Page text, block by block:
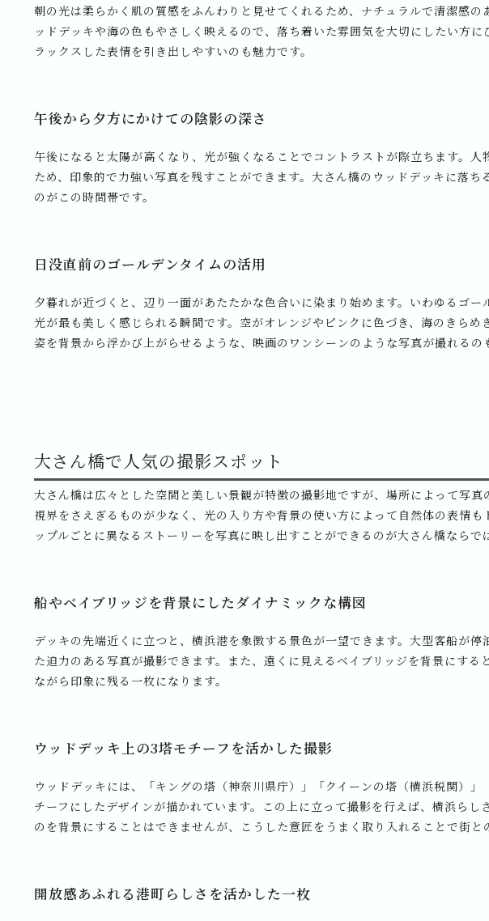
朝の光は柔らかく肌の質感をふんわりと見せてくれるため、ナチュラルで清潔感
ッドデッキや海の色もやさしく映えるので、落ち着いた雰囲気を大切にしたい方
ラックスした表情を引き出しやすいのも魅力です。
午後から夕方にかけての陰影の深さ
午後になると太陽が高くなり、光が強くなることでコントラストが際立ちます。
ため、印象的で力強い写真を残すことができます。大さん橋のウッドデッキに落
のがこの時間帯です。
日没直前のゴールデンタイムの活用
夕暮れが近づくと、辺り一面があたたかな色合いに染まり始めます。いわゆるゴ
光が最も美しく感じられる瞬間です。空がオレンジやピンクに色づき、海のきら
姿を背景から浮かび上がらせるような、映画のワンシーンのような写真が撮れるの
大さん橋で人気の撮影スポット
大さん橋は広々とした空間と美しい景観が特徴の撮影地ですが、場所によって写真
視界をさえぎるものが少なく、光の入り方や背景の使い方によって自然体の表情
ップルごとに異なるストーリーを写真に映し出すことができるのが大さん橋ならで
船やベイブリッジを背景にしたダイナミックな構図
デッキの先端近くに立つと、横浜港を象徴する景色が一望できます。大型客船が
た迫力のある写真が撮影できます。また、遠くに見えるベイブリッジを背景にす
ながら印象に残る一枚になります。
ウッドデッキ上の3塔モチーフを活かした撮影
ウッドデッキには、「キングの塔（神奈川県庁）」「クイーンの塔（横浜税関）
チーフにしたデザインが描かれています。この上に立って撮影を行えば、横浜ら
のを背景にすることはできませんが、こうした意匠をうまく取り入れることで街と
開放感あふれる港町らしさを活かした一枚